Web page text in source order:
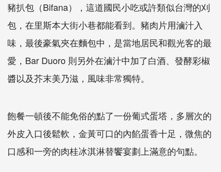
豬扒包（Bifana），這道國民小吃或許類似台灣的刈
包，在里斯本大街小巷都能看到。豬肉片用滷汁入
味，最後豪氣夾在麵包中，是當地居民和觀光客的最
愛，Bar Duoro 則另外在滷汁中加了白酒、發酵彩椒
醬以及芥末美乃滋，風味非常獨特。
飽餐一頓後不能免俗的點了一份葡式蛋塔，多層次的
外皮入口後鬆軟，金黃可口的內餡蛋香十足，微焦的
口感和一旁的肉桂冰淇淋替饗宴劃上滿意的句點。